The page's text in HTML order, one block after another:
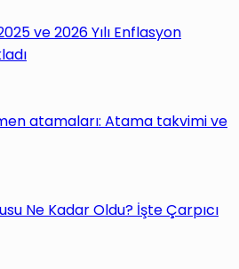
ve 2026 Yılı Enflasyon
atamaları: Atama takvimi ve
Ne Kadar Oldu? İşte Çarpıcı